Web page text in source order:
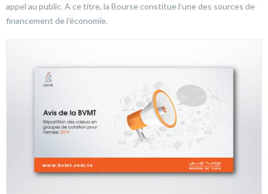
appel au public. A ce titre, la Bourse constitue l’une des sources de
financement de l’économie.